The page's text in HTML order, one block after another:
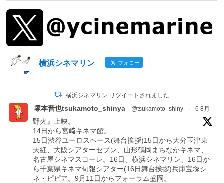
横浜シネマリン フォロー
横浜シネマリン リツイートされました
塚本晋也tsukamoto_shinya @tsukamoto_shiny · 6 8月
野火』上映。
14日から宮﨑キネマ館。
15日渋谷ユーロスペース(舞台挨拶)15日から大分玉津東
天紅、大阪シアターセブン、山形鶴岡まちなかキネマ、
名古屋シネマスコーレ。16日、横浜シネマリン、16日か
ら千葉県キネマ旬報シアター(16日舞台挨拶)兵庫宝塚シ
ネ・ピピア。9月11日からフォーラム盛岡。